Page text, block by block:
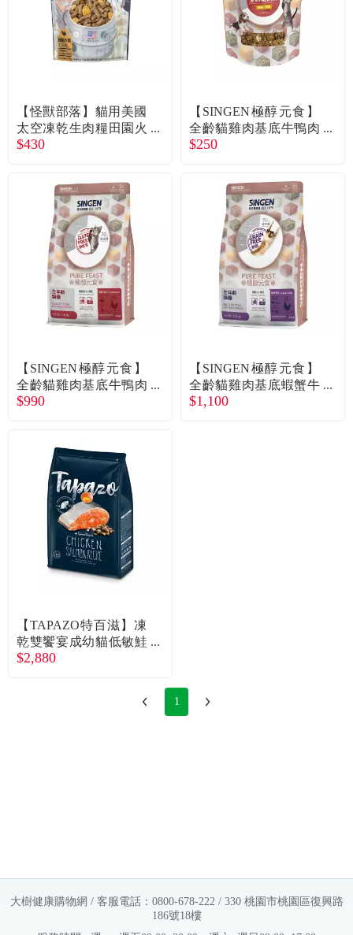
【怪獸部落】貓用美國
太空凍乾生肉糧田園火
雞佐白鮭140g
$430
【SINGEN極醇元食】
全齡貓雞肉基底牛鴨肉
低敏凍乾飼料糧（300
$250
【SINGEN極醇元食】
全齡貓雞肉基底牛鴨肉
低敏凍乾飼料糧（1.8k
$990
【SINGEN極醇元食】
全齡貓雞肉基底蝦蟹牛
鴨肉低敏凍乾飼料糧
$1,100
【TAPAZO特百滋】凍
乾雙饗宴成幼貓低敏鮭
魚配方15LB
$2,880
1
大樹健康購物網 / 客服電話：0800-678-222 / 330 桃園市桃園區復興路
186號18樓